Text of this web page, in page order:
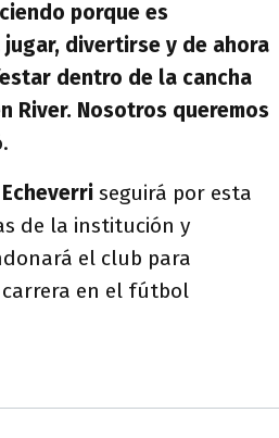
porque es
divertirse y de ahora
dentro de la cancha
River. Nosotros queremos
Echeverri seguirá por esta
de la institución y
el club para
en el fútbol